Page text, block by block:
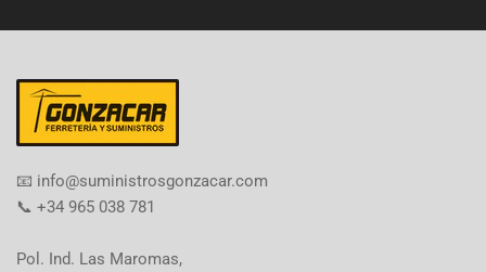
​📧​ info@suministrosgonzacar.com
📞 +34 965 038 781
Pol. Ind. Las Maromas,